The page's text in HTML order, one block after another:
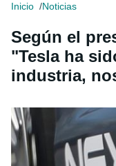
Inicio Noticias
Según el
"Tesla ha
industria,